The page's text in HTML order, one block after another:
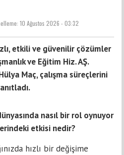
10 Ağustos 2026 - 03:32
etkili ve güvenilir çözümler
ve Eğitim Hiz. AŞ.
Maç, çalışma süreçlerini
nasıl bir rol oynuyor
etkisi nedir?
hızlı bir değişime